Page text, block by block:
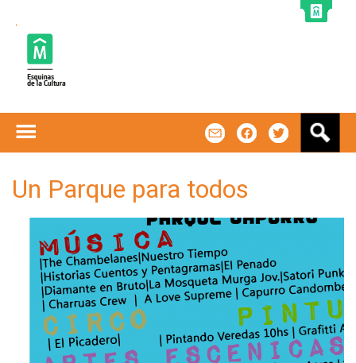
Un Parque para todos
s